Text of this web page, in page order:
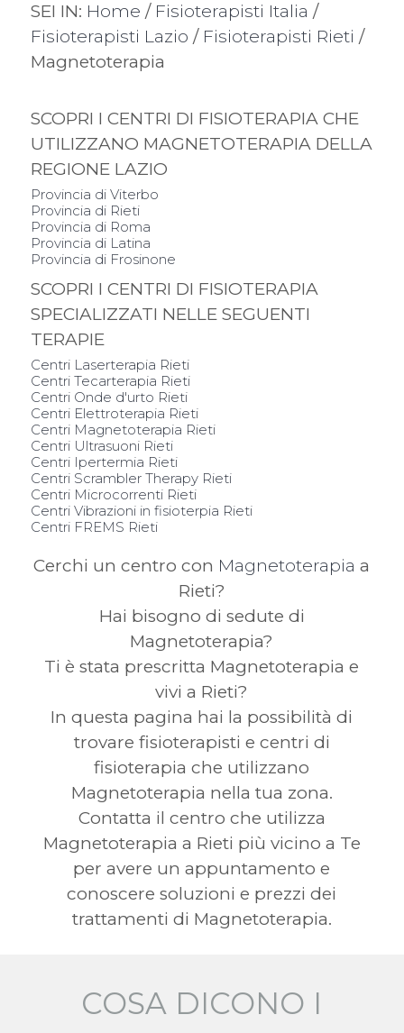
SEI IN: Home / Fisioterapisti Italia /
Fisioterapisti Lazio / Fisioterapisti Rieti /
Magnetoterapia
SCOPRI I CENTRI DI FISIOTERAPIA CHE
UTILIZZANO MAGNETOTERAPIA DELLA
REGIONE LAZIO
Provincia di Viterbo
Provincia di Rieti
Provincia di Roma
Provincia di Latina
Provincia di Frosinone
SCOPRI I CENTRI DI FISIOTERAPIA
SPECIALIZZATI NELLE SEGUENTI
TERAPIE
Centri Laserterapia Rieti
Centri Tecarterapia Rieti
Centri Onde d'urto Rieti
Centri Elettroterapia Rieti
Centri Magnetoterapia Rieti
Centri Ultrasuoni Rieti
Centri Ipertermia Rieti
Centri Scrambler Therapy Rieti
Centri Microcorrenti Rieti
Centri Vibrazioni in fisioterpia Rieti
Centri FREMS Rieti
Cerchi un centro con Magnetoterapia a
Rieti?
Hai bisogno di sedute di
Magnetoterapia?
Ti è stata prescritta Magnetoterapia e
vivi a Rieti?
In questa pagina hai la possibilità di
trovare fisioterapisti e centri di
fisioterapia che utilizzano
Magnetoterapia nella tua zona.
Contatta il centro che utilizza
Magnetoterapia a Rieti più vicino a Te
per avere un appuntamento e
conoscere soluzioni e prezzi dei
trattamenti di Magnetoterapia.
COSA DICONO I